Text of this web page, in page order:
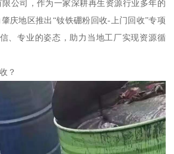
公司，作为一家深耕再生资源行业多年的
庆地区推出“钕铁硼粉回收-上门回收”专项
、专业的姿态，助力当地工厂实现资源循
？